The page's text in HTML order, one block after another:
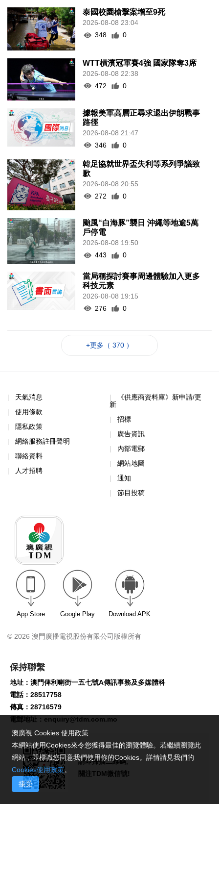
泰國校園槍擊案增至9死
2026-08-08 23:04
348
0
WTT橫濱冠軍賽4強 國家隊奪3席
2026-08-08 22:38
472
0
據報美軍高層正尋求退出伊朗戰事
路徑
2026-08-08 21:47
346
0
韓足協就世界盃失利等系列爭議致
歉
2026-08-08 20:55
272
0
颱風“白海豚”襲日 沖繩等地逾5萬
戶停電
2026-08-08 19:50
443
0
當局稱探討賽事周邊體驗加入更多
科技元素
2026-08-08 19:15
276
0
+更多（ 370 ）
天氣消息
使用條款
隱私政策
網絡服務註冊聲明
聯絡資料
人才招聘
《供應商資料庫》新申請/更
新
招標
廣告資訊
內部電郵
網站地圖
通知
節目投稿
App Store Google Play Download APK
© 2026 澳門廣播電視股份有限公司版權所有
保持聯繫
地址：澳門俾利喇街一五七號A傳訊事務及多媒體科
電話：28517758
傳真：28716579
電郵地址： enquiry@tdm.com.mo
請即掃描二維碼,
關注TDM微信號!
澳廣視 Cookies 使用政策
本網站使用Cookies來令您獲得最佳的瀏覽體驗。若繼續瀏覽此
網站，即標識您同意我們使用你的Cookies。詳情請見我們的
Cookies使用政策。
接受